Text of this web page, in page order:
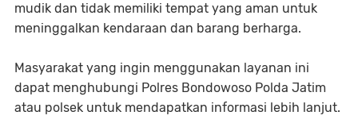
mudik dan tidak memiliki tempat yang aman untuk
meninggalkan kendaraan dan barang berharga.
Masyarakat yang ingin menggunakan layanan ini
dapat menghubungi Polres Bondowoso Polda Jatim
atau polsek untuk mendapatkan informasi lebih lanjut.